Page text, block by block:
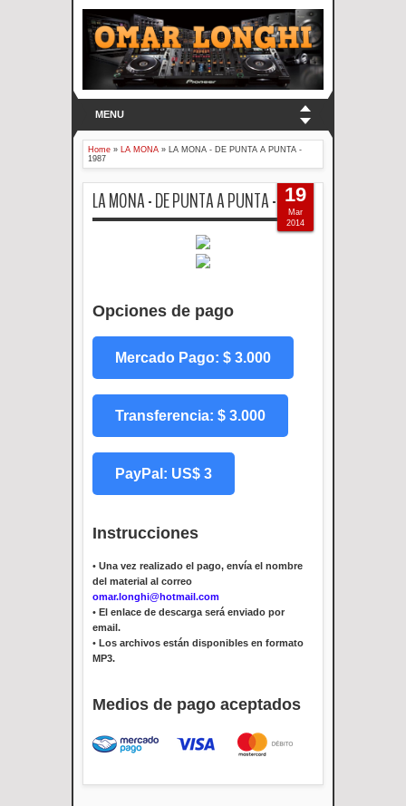
MENU
Home » LA MONA »
LA MONA - DE PUNTA A PUNTA -
1987
LA MONA - DE PUNTA A PUNTA - 1987
Opciones de pago
Mercado Pago: $ 3.000
Transferencia: $ 3.000
PayPal: US$ 3
Instrucciones
• Una vez realizado el pago, envía el nombre
del material al correo
omar.longhi@hotmail.com
• El enlace de descarga será enviado por
email.
• Los archivos están disponibles en formato
MP3.
Medios de pago aceptados
19
Mar
2014